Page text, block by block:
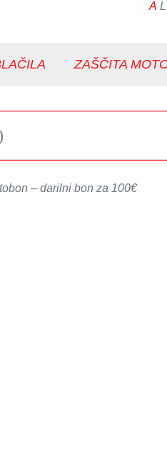
A
ZAŠČITA
– darilni bon za 100€